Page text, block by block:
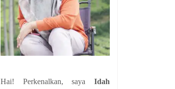
Hai! Perkenalkan, saya Idah